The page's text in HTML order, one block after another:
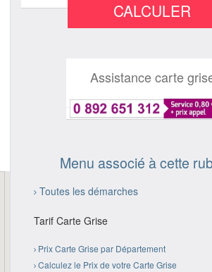
CALCULER
Assistance carte
Menu associé à cette
Toutes les démarches
Tarif Carte Grise
Prix Carte Grise par Département
Calculez le Prix de votre Carte Grise